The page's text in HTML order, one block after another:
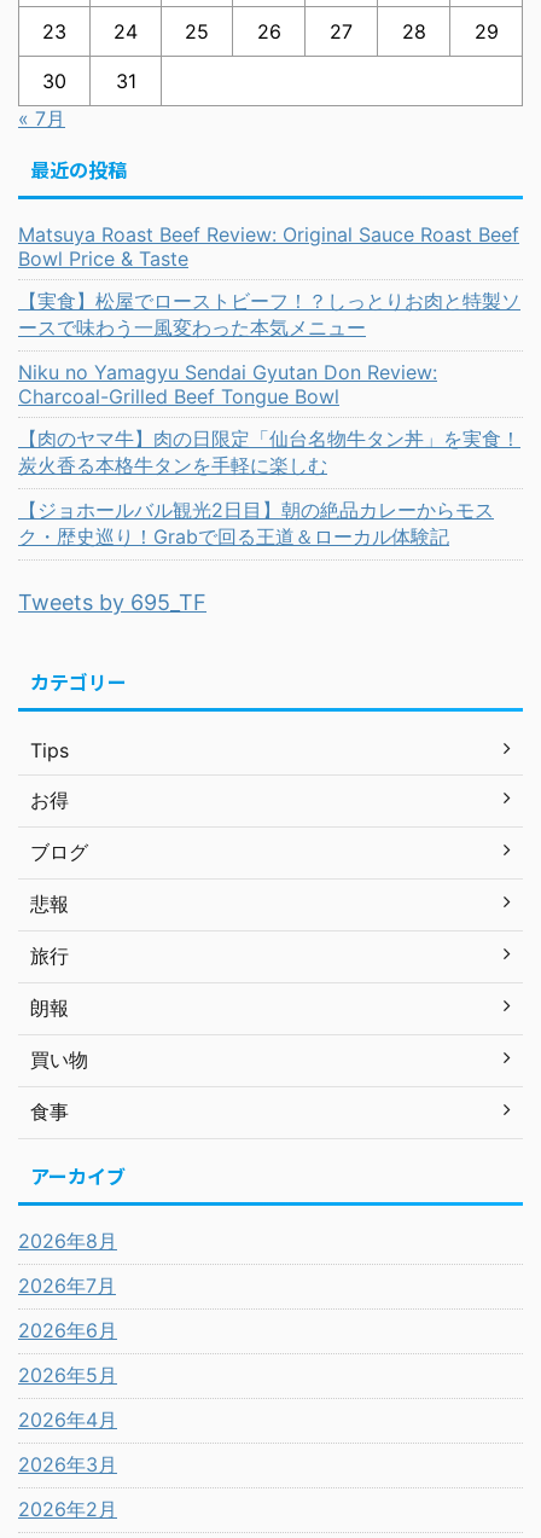
23 24 25 26 27 28 29
30
31
« 7月
最近の投稿
Matsuya Roast Beef Review: Original Sauce Roast Beef
Bowl Price & Taste
【実食】松屋でローストビーフ！？しっとりお肉と特製ソ
ースで味わう一風変わった本気メニュー
Niku no Yamagyu Sendai Gyutan Don Review:
Charcoal-Grilled Beef Tongue Bowl
【肉のヤマ牛】肉の日限定「仙台名物牛タン丼」を実食！
炭火香る本格牛タンを手軽に楽しむ
【ジョホールバル観光2日目】朝の絶品カレーからモス
ク・歴史巡り！Grabで回る王道＆ローカル体験記
Tweets by 695_TF
カテゴリー
Tips
お得
ブログ
悲報
旅行
朗報
買い物
食事
アーカイブ
2026年8月
2026年7月
2026年6月
2026年5月
2026年4月
2026年3月
2026年2月